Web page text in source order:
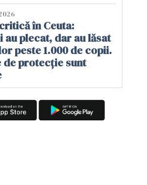
în Ceuta:
au plecat, dar au lăsat
peste 1.000 de copii.
de protecție sunt